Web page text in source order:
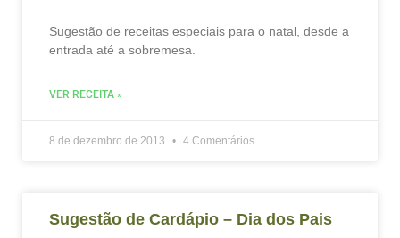
Sugestão de receitas especiais para o natal, desde a
entrada até a sobremesa.
VER RECEITA »
8 de dezembro de 2013 4 Comentários
Sugestão de Cardápio – Dia dos Pais